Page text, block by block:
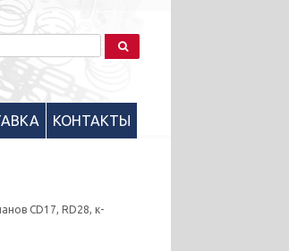
КОНТАКТЫ
CD17, RD28, к-